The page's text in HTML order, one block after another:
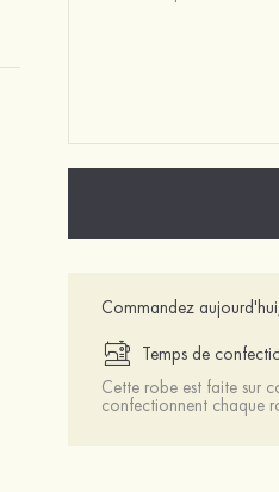
Commandez
Temps de
Cette robe est faite sur
confectionnent chaque